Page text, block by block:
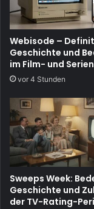
Webisode –
Geschichte und
im Film- und
vor 4 Stunden
Sweeps Week:
Geschichte und
der TV-Rating-